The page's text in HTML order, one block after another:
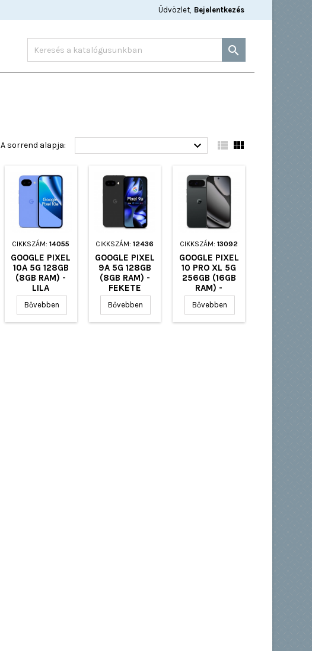
Üdvözlet, Bejelentkezés

A sorrend alapja:   
CIKKSZÁM:14055
GOOGLE PIXEL
10A 5G 128GB
(8GB RAM) -
LILA
Bővebben
CIKKSZÁM:12436
GOOGLE PIXEL
9A 5G 128GB
(8GB RAM) -
FEKETE
Bővebben
CIKKSZÁM:13092
GOOGLE PIXEL
10 PRO XL 5G
256GB (16GB
RAM) -
FEKETE
Bővebben